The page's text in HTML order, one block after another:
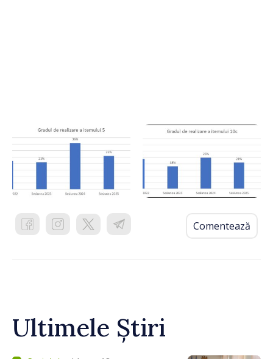
Comentează
Ultimele Știri